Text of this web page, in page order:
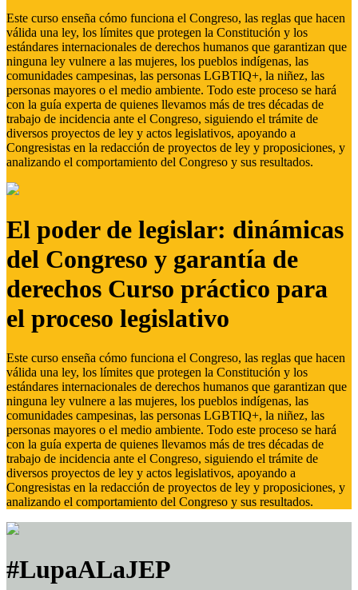
Este curso enseña cómo funciona el Congreso, las reglas que hacen
válida una ley, los límites que protegen la Constitución y los
estándares internacionales de derechos humanos que garantizan que
ninguna ley vulnere a las mujeres, los pueblos indígenas, las
comunidades campesinas, las personas LGBTIQ+, la niñez, las
personas mayores o el medio ambiente. Todo este proceso se hará
con la guía experta de quienes llevamos más de tres décadas de
trabajo de incidencia ante el Congreso, siguiendo el trámite de
diversos proyectos de ley y actos legislativos, apoyando a
Congresistas en la redacción de proyectos de ley y proposiciones, y
analizando el comportamiento del Congreso y sus resultados.
El poder de legislar: dinámicas
del Congreso y garantía de
derechos Curso práctico para
el proceso legislativo
Este curso enseña cómo funciona el Congreso, las reglas que hacen
válida una ley, los límites que protegen la Constitución y los
estándares internacionales de derechos humanos que garantizan que
ninguna ley vulnere a las mujeres, los pueblos indígenas, las
comunidades campesinas, las personas LGBTIQ+, la niñez, las
personas mayores o el medio ambiente. Todo este proceso se hará
con la guía experta de quienes llevamos más de tres décadas de
trabajo de incidencia ante el Congreso, siguiendo el trámite de
diversos proyectos de ley y actos legislativos, apoyando a
Congresistas en la redacción de proyectos de ley y proposiciones, y
analizando el comportamiento del Congreso y sus resultados.
#LupaALaJEP